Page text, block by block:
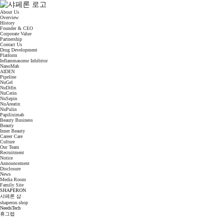
About Us
Overview
History
Founder & CEO
Corporate Value
Partnership
Contact Us
Drug Development
Platform
Inflammasome Inhibitor
NanoMab
AIDEN
Pipeline
NuGel
NuDifin
NuCerin
NuSepin
NuAreatin
NuPulin
Papiliximab
Beauty Business
Beauty
Inner Beauty
Career Care
Culture
Our Team
Recruitment
Notice
Announcement
Disclosure
News
Media Room
Family Site
SHAPERON
샤페론 샵
shaperon.shop
NeedsTech
휴그랩